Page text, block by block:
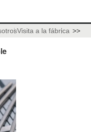
Visita a la fábrica >>